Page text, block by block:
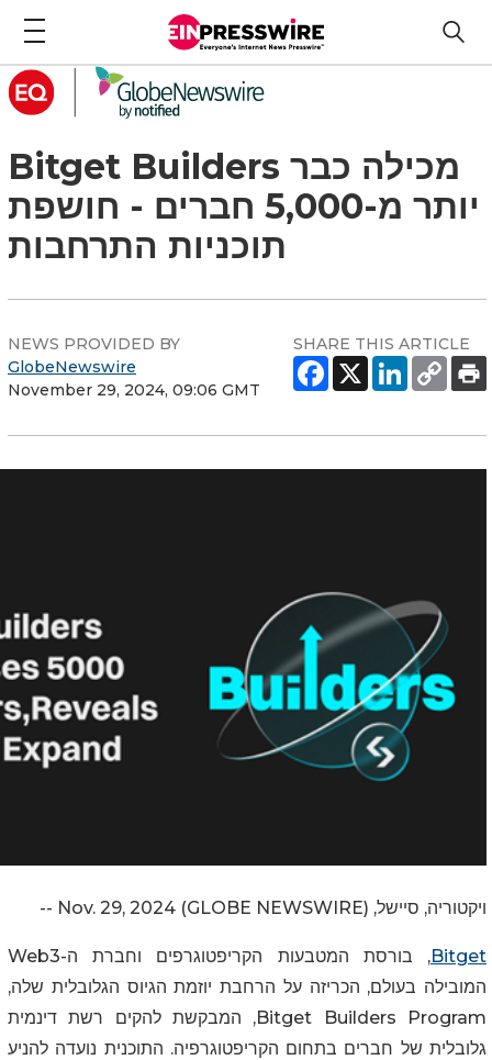
Bitget Builders מכילה כבר
יותר מ-5,000 חברים - חושפת
תוכניות התרחבות
NEWS PROVIDED BY
GlobeNewswire
November 29, 2024, 09:06 GMT
SHARE THIS ARTICLE
ויקטוריה, סיישל, Nov. 29, 2024 (GLOBE NEWSWIRE) --
Bitget, בורסת המטבעות הקריפטוגרפים וחברת ה-Web3
המובילה בעולם, הכריזה על הרחבת יוזמת הגיוס הגלובלית שלה,
Bitget Builders Program, המבקשת להקים רשת דינמית
גלובלית של חברים בתחום הקריפטוגרפיה. התוכנית נועדה להניע